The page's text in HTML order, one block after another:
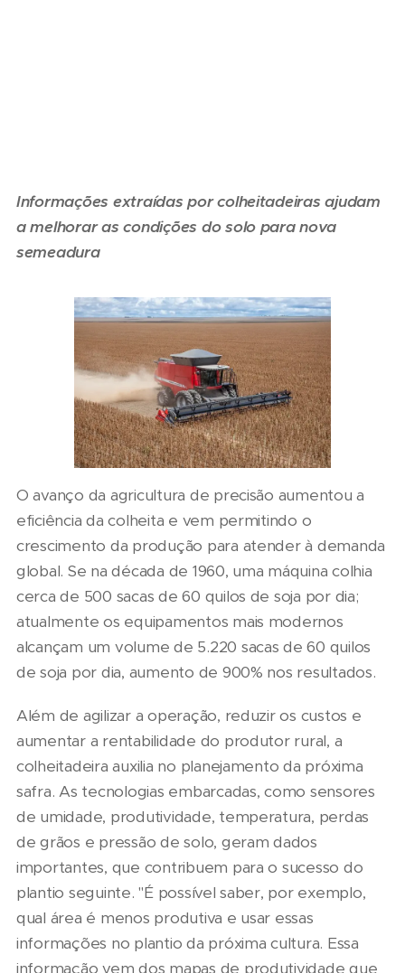
Informações extraídas por colheitadeiras ajudam
a melhorar as condições do solo para nova
semeadura
O avanço da agricultura de precisão aumentou a
eficiência da colheita e vem permitindo o
crescimento da produção para atender à demanda
global. Se na década de 1960, uma máquina colhia
cerca de 500 sacas de 60 quilos de soja por dia;
atualmente os equipamentos mais modernos
alcançam um volume de 5.220 sacas de 60 quilos
de soja por dia, aumento de 900% nos resultados.
Além de agilizar a operação, reduzir os custos e
aumentar a rentabilidade do produtor rural, a
colheitadeira auxilia no planejamento da próxima
safra. As tecnologias embarcadas, como sensores
de umidade, produtividade, temperatura, perdas
de grãos e pressão de solo, geram dados
importantes, que contribuem para o sucesso do
plantio seguinte. "É possível saber, por exemplo,
qual área é menos produtiva e usar essas
informações no plantio da próxima cultura. Essa
informação vem dos mapas de produtividade que